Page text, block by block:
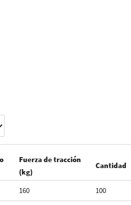
Fuerza de tracción
(kg)
Cantidad
160 100